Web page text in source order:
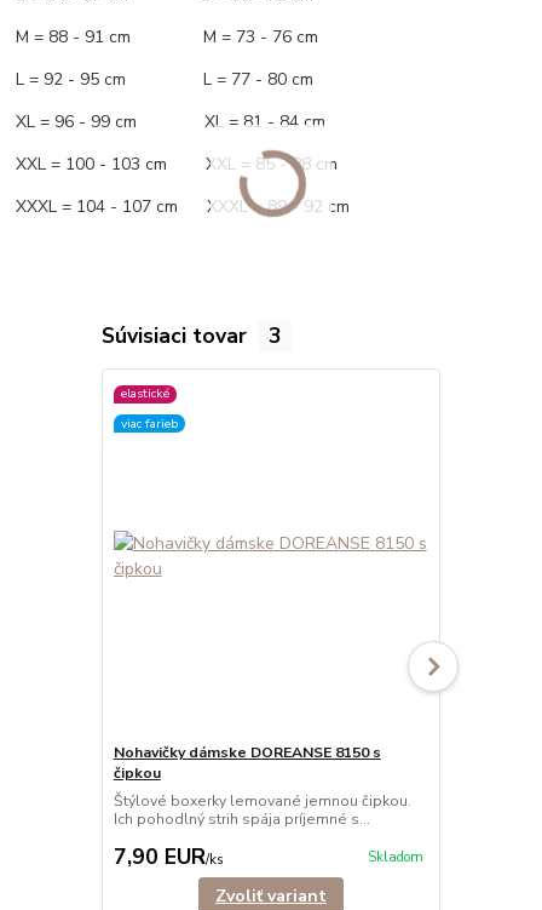
M = 88 - 91 cm M = 73 - 76 cm
L = 92 - 95 cm L = 77 - 80 cm
XL = 96 - 99 cm XL = 81 - 84 cm
XXL = 100 - 103 cm XXL = 85 - 88 cm
XXXL = 104 - 107 cm XXXL = 89 - 92 cm
Súvisiaci tovar 3
elastické
viac farieb
Nohavičky dámske DOREANSE 8150 s
čipkou
Štýlové boxerky lemované jemnou čipkou.
Ich pohodlný strih spája príjemné s...
7,90 EUR/ks Skladom
Zvoliť variant